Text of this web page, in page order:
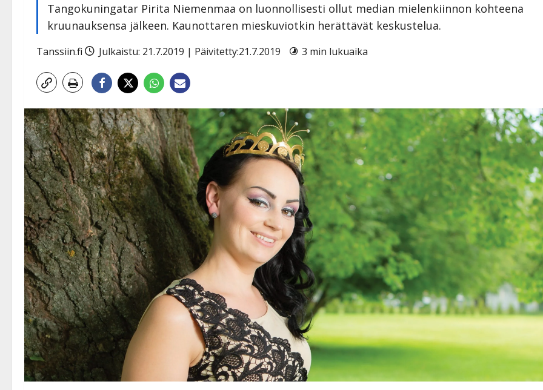
Tangokuningatar Pirita Niemenmaa on luonnollisesti ollut median mielenkiinnon kohteena
kruunauksensa jälkeen. Kaunottaren mieskuviotkin herättävät keskustelua.
Tanssiin.fi Julkaistu: 21.7.2019 | Päivitetty:21.7.2019 3 min lukuaika